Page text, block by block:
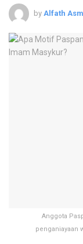
by Alfath
Anggota
penganiayaan